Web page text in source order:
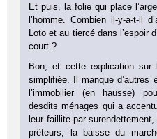
Et puis, la folie qui place
l’homme. Combien il-y-a-t-il
Loto et au tiercé dans l’espoir
court ?
Bon, et cette explication
simplifiée. Il manque d’autres
l’immobilier (en hausse)
desdits ménages qui a
leur faillite par
prêteurs, la baisse du